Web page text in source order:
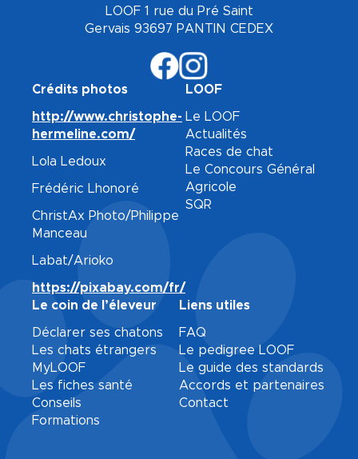
LOOF 1 rue du Pré Saint
Gervais 93697 PANTIN CEDEX
Crédits photos
http://www.christophe-
hermeline.com/
Lola Ledoux
Frédéric Lhonoré
ChristAx Photo/Philippe
Manceau
Labat/Arioko
https://pixabay.com/fr/
LOOF
Le LOOF
Actualités
Races de chat
Le Concours Général
Agricole
SQR
Le coin de l’éleveur
Déclarer ses chatons
Les chats étrangers
MyLOOF
Les fiches santé
Conseils
Formations
Liens utiles
FAQ
Le pedigree LOOF
Le guide des standards
Accords et partenaires
Contact